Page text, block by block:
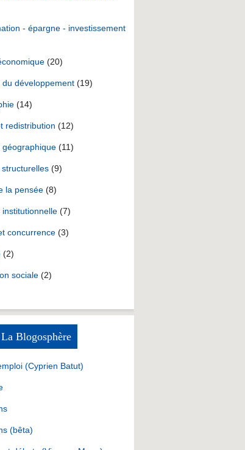
- épargne - investissement
(20)
du développement (19)
(14)
redistribution (12)
géographique (11)
(9)
la pensée (8)
institutionnelle (7)
concurrence (3)
(2)
sociale (2)
Blogosphère
(Cyprien Batut)
(bêta)